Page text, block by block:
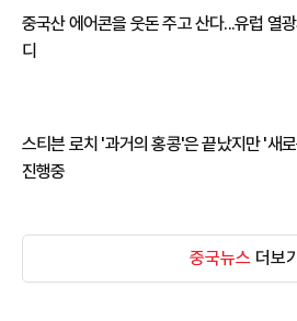
중국산 에어콘을 웃돈 주고 산다...유럽 열
디
스티븐 로치 '과거의 홍콩'은 끝났지만 '새
진행중
중국뉴스 더보기